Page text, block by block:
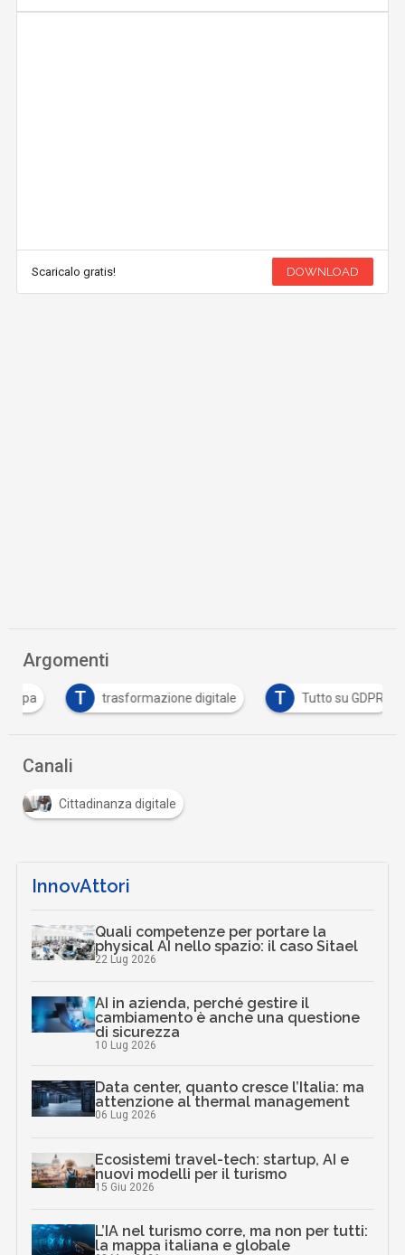
Scaricalo gratis! DOWNLOAD
Argomenti
T trasformazione digitale T Tutto su GDPR
Canali
Cittadinanza digitale
InnovAttori
Quali competenze per portare la
physical AI nello spazio: il caso Sitael
22 Lug 2026
AI in azienda, perché gestire il
cambiamento è anche una questione
di sicurezza
10 Lug 2026
Data center, quanto cresce l’Italia: ma
attenzione al thermal management
06 Lug 2026
Ecosistemi travel-tech: startup, AI e
nuovi modelli per il turismo
15 Giu 2026
L’IA nel turismo corre, ma non per tutti:
la mappa italiana e globale